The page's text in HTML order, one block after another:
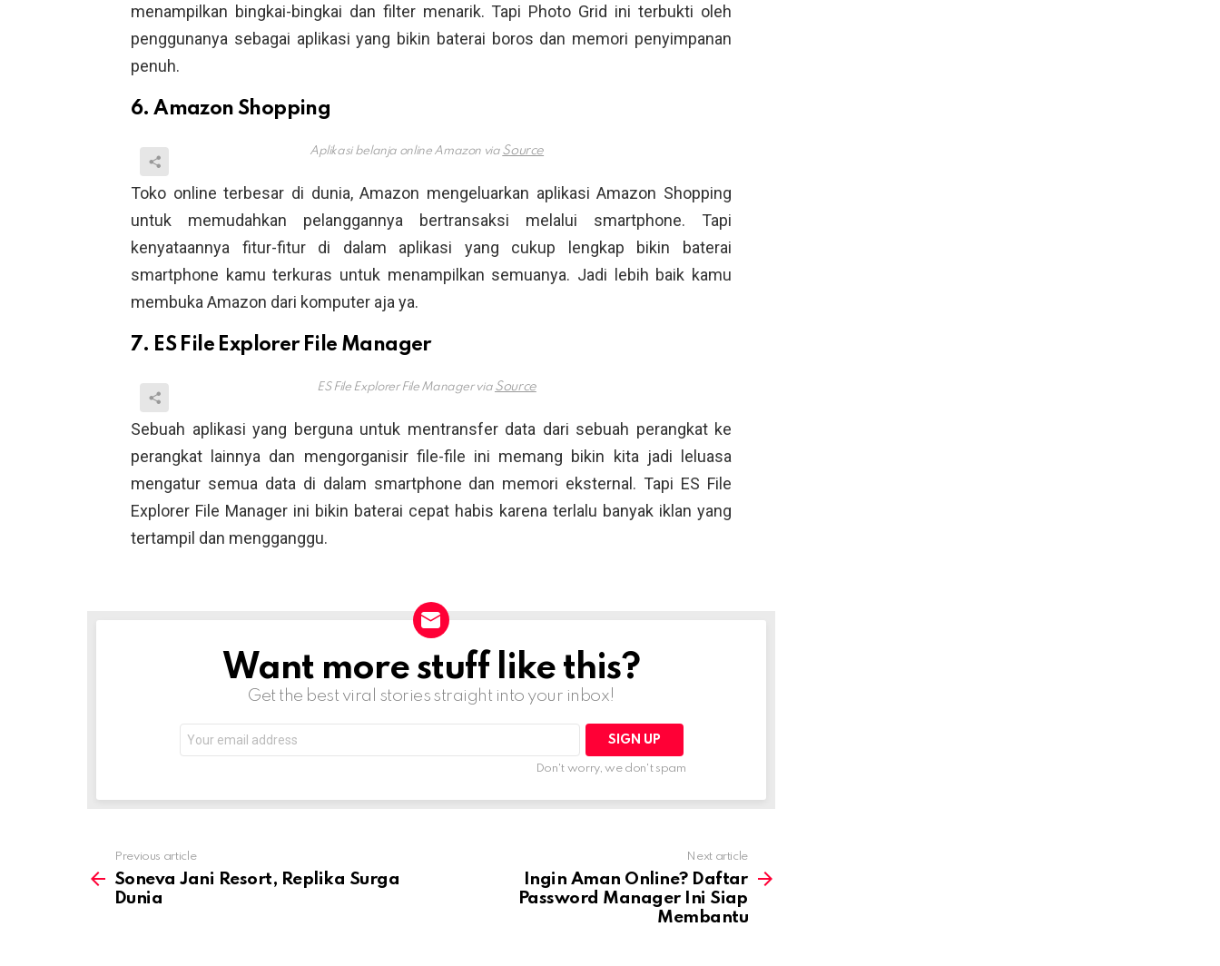
menampilkan bingkai-bingkai dan filter menarik. Tapi Photo Grid ini terbukti oleh
penggunanya sebagai aplikasi yang bikin baterai boros dan memori penyimpanan
penuh.
6. Amazon Shopping
Aplikasi belanja online Amazon via
Toko online terbesar di dunia, Amazon mengeluarkan aplikasi Amazon Shopping
untuk memudahkan pelanggannya bertransaksi melalui smartphone. Tapi
kenyataannya fitur-fitur di dalam aplikasi yang cukup lengkap bikin baterai
smartphone kamu terkuras untuk menampilkan semuanya. Jadi lebih baik kamu
membuka Amazon dari komputer aja ya.
7. ES File Explorer File Manager
ES File Explorer File Manager via
Sebuah aplikasi yang berguna untuk mentransfer data dari sebuah perangkat ke
perangkat lainnya dan mengorganisir file-file ini memang bikin kita jadi leluasa
mengatur semua data di dalam smartphone dan memori eksternal. Tapi ES File
Explorer File Manager ini bikin baterai cepat habis karena terlalu banyak iklan yang
tertampil dan mengganggu.
NEWSLETTERWant more stuff like this?
Get the best viral stories straight into your inbox!
address:
Don't worry, we don't spam
more
Previous article
Soneva Jani Resort, Replika Surga
Dunia
Next article
Ingin Aman Online? Daftar
Password Manager Ini Siap
Membantu